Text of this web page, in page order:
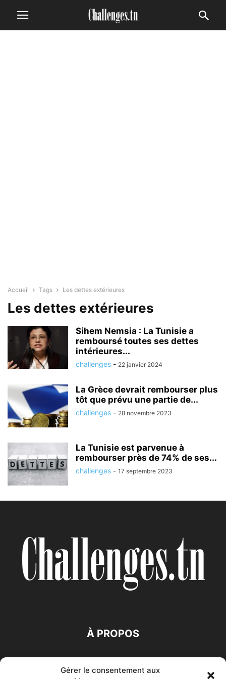
Gérer le consentement aux
Accueil Tags Les dettes extérieures
Les dettes extérieures
Sihem Nemsia : La Tunisie a
remboursé toutes ses dettes
intérieures...
challenges - 22 janvier 2024
La Grèce devrait rembourser plus
tôt que prévu une partie de...
challenges - 28 novembre 2023
La Tunisie est parvenue à
rembourser près de 74% de ses...
challenges - 17 septembre 2023
À PROPOS